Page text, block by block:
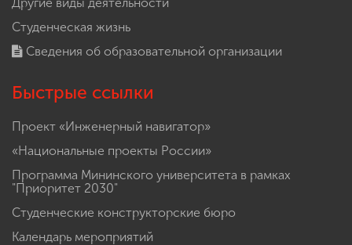
Студенческая жизнь
Сведения об образовательной организации
Быстрые ссылки
Проект «Инженерный навигатор»
«Национальные проекты России»
Программа Мининского университета в рамках
"Приоритет 2030"
Студенческие конструкторские бюро
Календарь мероприятий